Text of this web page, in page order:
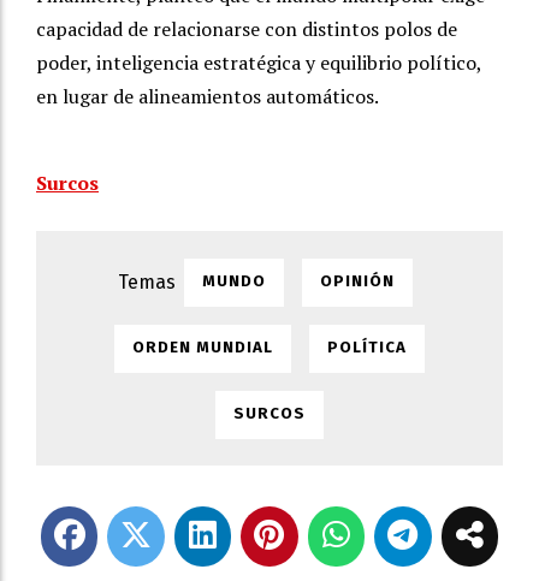
capacidad de relacionarse con distintos polos de
poder, inteligencia estratégica y equilibrio político,
en lugar de alineamientos automáticos.
Surcos
MUNDO OPINIÓN
ORDEN MUNDIAL POLÍTICA
SURCOS